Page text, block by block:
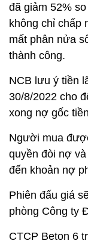
đã giảm 52%
không chỉ chấp
mất phân nửa
thành công.
NCB lưu ý tiền
30/8/2022 cho
xong nợ gốc
Người mua
quyền đòi nợ
đến khoản nợ
Phiên đấu giá
phòng Công ty
CTCP Beton 6